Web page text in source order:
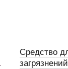
Средство